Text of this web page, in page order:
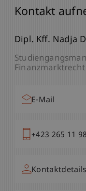
Kontakt
Dipl. Kff. Nadja
Finanzmarktrecht
E-Mail
+423 265 11 98
Kontaktdetails